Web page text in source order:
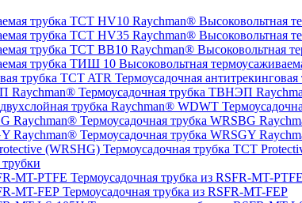
Высоковольтная
Высоковольтная
Высоковольтная
Высоковольтная
Термоусадочная
Термоусадочная трубка ТВНЭП
Термоусадочная трубка WRSBG
Термоусадочная трубка WRSGY
Термоусадочная трубка TCT
Термоусадочная трубка из RSFR-MT-PTFE
Термоусадочная трубка из RSFR-MT-FEP